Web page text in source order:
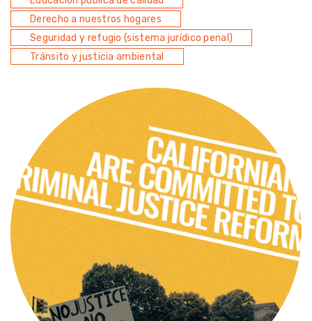
Derecho a nuestros hogares
Seguridad y refugio (sistema jurídico penal)
Tránsito y justicia ambiental